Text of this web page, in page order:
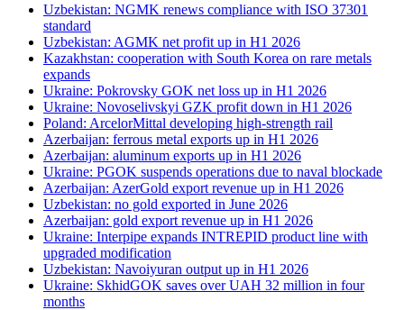
Uzbekistan: NGMK renews compliance with ISO 37301
standard
Uzbekistan: AGMK net profit up in H1 2026
Kazakhstan: cooperation with South Korea on rare metals
expands
Ukraine: Pokrovsky GOK net loss up in H1 2026
Ukraine: Novoselivskyi GZK profit down in H1 2026
Poland: ArcelorMittal developing high-strength rail
Azerbaijan: ferrous metal exports up in H1 2026
Azerbaijan: aluminum exports up in H1 2026
Ukraine: PGOK suspends operations due to naval blockade
Azerbaijan: AzerGold export revenue up in H1 2026
Uzbekistan: no gold exported in June 2026
Azerbaijan: gold export revenue up in H1 2026
Ukraine: Interpipe expands INTREPID product line with
upgraded modification
Uzbekistan: Navoiyuran output up in H1 2026
Ukraine: SkhidGOK saves over UAH 32 million in four
months